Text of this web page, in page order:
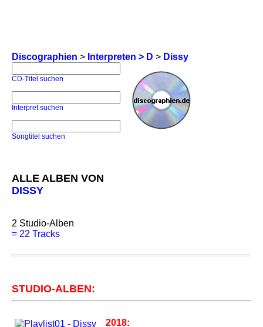
Discographien > Interpreten > D > Dissy
CD-Titel suchen
Interpret suchen
Songtitel suchen
ALLE ALBEN VON
DISSY
2 Studio-Alben
= 22 Tracks
STUDIO-ALBEN:
2018: